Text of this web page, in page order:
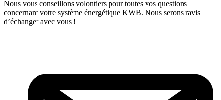
Nous vous conseillons volontiers pour toutes vos questions
concernant votre système énergétique KWB. Nous serons ravis
d’échanger avec vous !